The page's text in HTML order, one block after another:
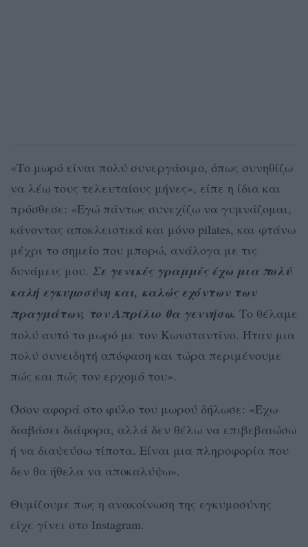
«Το μωρό είναι πολύ συνεργάσιμο, όπως συνηθίζω
να λέω τους τελευταίους μήνες», είπε η ίδια και
πρόσθεσε: «Εγώ πάντως συνεχίζω να γυμνάζομαι,
κάνοντας αποκλειστικά και μόνο pilates, και φτάνω
μέχρι το σημείο που μπορώ, ανάλογα με τις
δυνάμεις μου. Σε γενικές γραμμές έχω μια πολύ
καλή εγκυμοσύνη και, καλώς εχόντων των
πραγμάτων, τον Απρίλιο θα γεννήσω. Το θέλαμε
πολύ αυτό το μωρό με τον Κωνσταντίνο. Ήταν μια
πολύ συνειδητή απόφαση και τώρα περιμένουμε
πώς και πώς τον ερχομό του».
Όσον αφορά στο φύλο του μωρού δήλωσε: «Έχω
διαβάσει διάφορα, αλλά δεν θέλω να επιβεβαιώσω
ή να διαψεύσω τίποτα. Είναι μια πληροφορία που
δεν θα ήθελα να αποκαλύψω».
Θυμίζουμε πως η ανακοίνωση της εγκυμοσύνης
είχε γίνει στο Instagram.